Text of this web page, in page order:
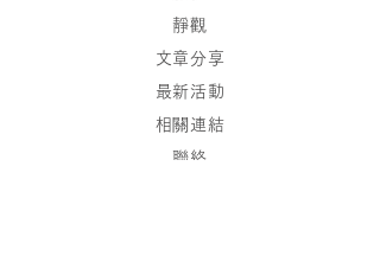
靜觀
文章分享
最新活動
相關連結
聯絡